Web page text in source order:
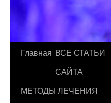
Главная ВСЕ СТАТЬИ
САЙТА
МЕТОДЫ ЛЕЧЕНИЯ